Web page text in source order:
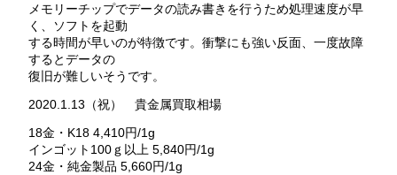
メモリーチップでデータの読み書きを行うため処理速度が早
く、ソフトを起動
する時間が早いのが特徴です。衝撃にも強い反面、一度故障
するとデータの
復旧が難しいそうです。
2020.1.13（祝） 貴金属買取相場
18金・K18 4,410円/1g
インゴット100ｇ以上 5,840円/1g
24金・純金製品 5,660円/1g